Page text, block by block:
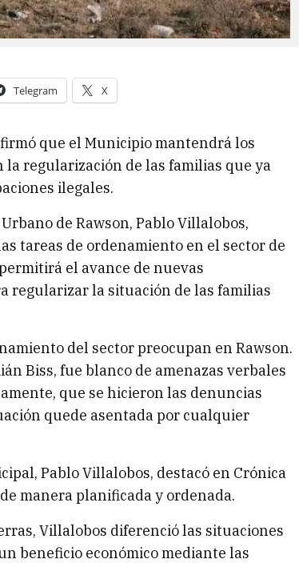
Telegram X
que el Municipio mantendrá los
regularización de las familias que ya
ilegales.
de Rawson, Pablo Villalobos,
tareas de ordenamiento en el sector de
el avance de nuevas
regularizar la situación de las familias
del sector preocupan en Rawson.
Biss, fue blanco de amenazas verbales
que se hicieron las denuncias
quede asentada por cualquier
Pablo Villalobos, destacó en Crónica
manera planificada y ordenada.
Villalobos diferenció las situaciones
beneficio económico mediante las